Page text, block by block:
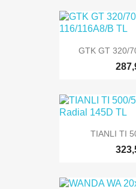
GTK GT 320/
TIANLI TI